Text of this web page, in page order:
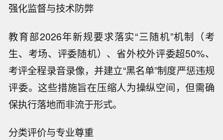
强化监督与技术防弊
教育部2026年新规要求落实“三随机”机制（考
生、考场、评委随机）、省外校外评委超50%、
考评全程录音录像，并建立“黑名单”制度严惩违规
评委。这些措施旨在压缩人为操纵空间，但需确
保执行落地而非流于形式。
分类评价与专业尊重